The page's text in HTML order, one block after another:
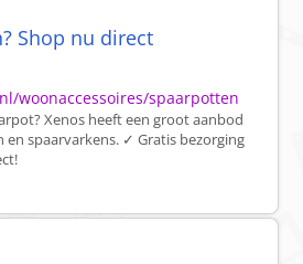
Shop nu direct
woonaccessoires/spaarpotten
Xenos heeft een groot aanbod
en spaarvarkens. ✓ Gratis bezorging